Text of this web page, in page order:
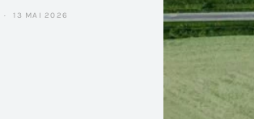
13 MAI 2026